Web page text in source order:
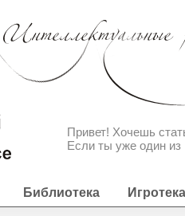
Привет! Хочешь
Если ты уже один из
Библиотека Игротека